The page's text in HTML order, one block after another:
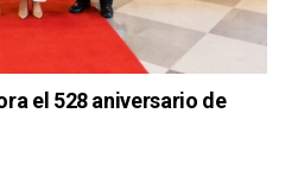
el 528 aniversario de